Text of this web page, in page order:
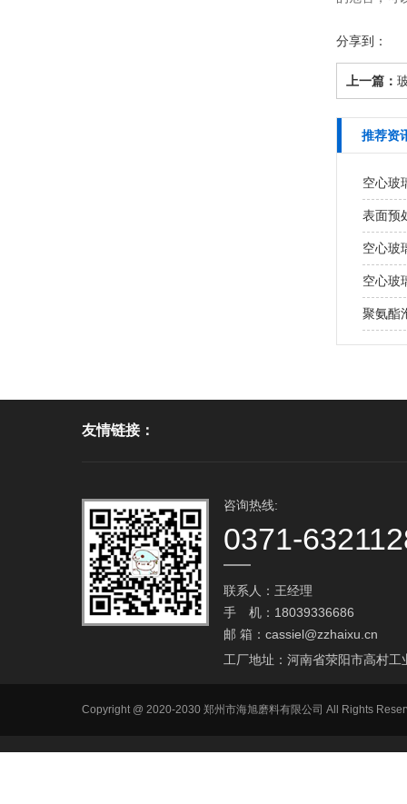
分享到：
上一篇：
推荐资
空心玻
表面预
空心玻
空心玻
聚氨酯
友情链接：
咨询热线:
0371-
联系人：王经理
手 机：18039336686
邮 箱： cassiel@zzhaixu.cn
工厂地址：河南省荥阳市高村工
Copyright @ 2020-2030 郑州市海旭磨料有限公司 All Rights